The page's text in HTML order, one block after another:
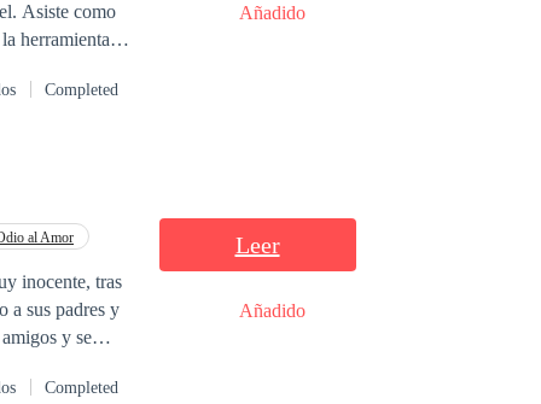
Asiste como
herramienta
en el olvido
Completed
Añadido
al Amor
inocente, tras
a sus padres y
y se
nunca imaginó
Completed
Leer
Añadido